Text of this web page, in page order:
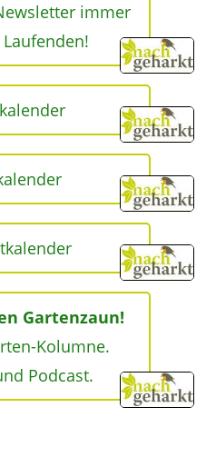
immer
Gartenzaun!
Kolumne.
Podcast.